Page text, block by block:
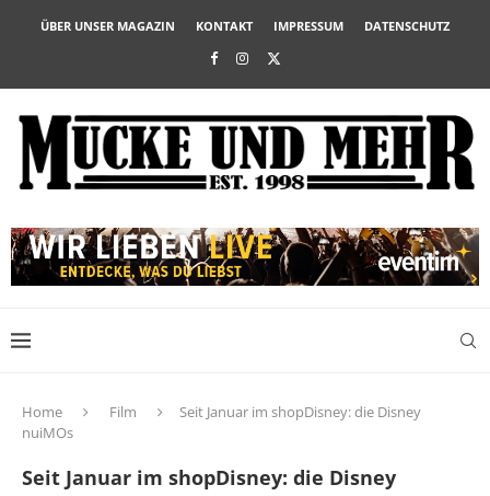
ÜBER UNSER MAGAZIN KONTAKT IMPRESSUM DATENSCHUTZ
Home Film
Seit Januar im shopDisney: die Disney
nuiMOs
Seit Januar im shopDisney: die Disney